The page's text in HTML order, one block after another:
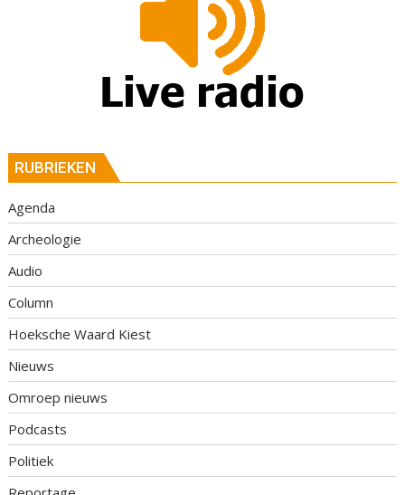
RUBRIEKEN
Agenda
Archeologie
Audio
Column
Hoeksche Waard Kiest
Nieuws
Omroep nieuws
Podcasts
Politiek